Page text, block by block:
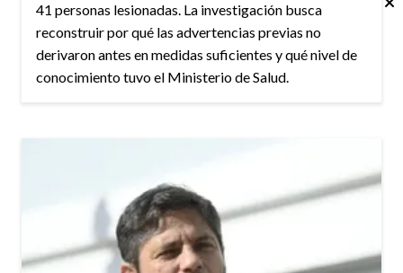
41 personas lesionadas. La investigación busca
reconstruir por qué las advertencias previas no
derivaron antes en medidas suficientes y qué nivel de
conocimiento tuvo el Ministerio de Salud.